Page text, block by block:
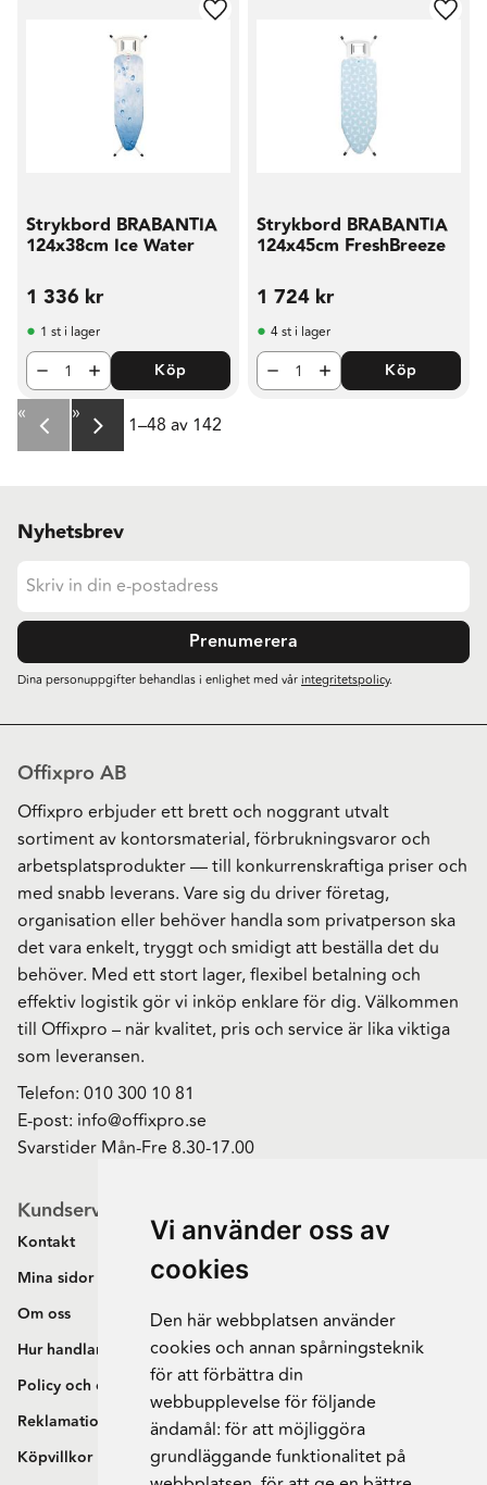
Vi använder oss av
cookies
Den här webbplatsen använder
cookies och annan spårningsteknik
för att förbättra din
webbupplevelse för följande
ändamål: för att möjliggöra
grundläggande funktionalitet på
Strykbord BRABANTIA
124x38cm Ice Water
1 336 kr
Lägg till i favoriter
1 st i lager
Köp
Strykbord BRABANTIA
124x45cm FreshBreeze
1 724 kr
4 st i lager
Köp
1–48 av 142
« »
Nyhetsbrev
Prenumerera
Dina personuppgifter behandlas i enlighet med vårintegritetspolicy.
Offixpro AB
Offixpro erbjuder ett brett och noggrant utvalt
sortiment av kontorsmaterial, förbrukningsvaror och
arbetsplatsprodukter — till konkurrenskraftiga priser och
med snabb leverans. Vare sig du driver företag,
organisation eller behöver handla som privatperson ska
det vara enkelt, tryggt och smidigt att beställa det du
behöver. Med ett stort lager, flexibel betalning och
effektiv logistik gör vi inköp enklare för dig. Välkommen
till Offixpro – när kvalitet, pris och service är lika viktiga
som leveransen.
Telefon: 010 300 10 81
E-post: info@offixpro.se
Svarstider Mån-Fre 8.30-17.00
Kundservice
Kontakt
Mina sidor
Om oss
Hur handlar jag?
Policy och cookies
Reklamation och retur
Köpvillkor